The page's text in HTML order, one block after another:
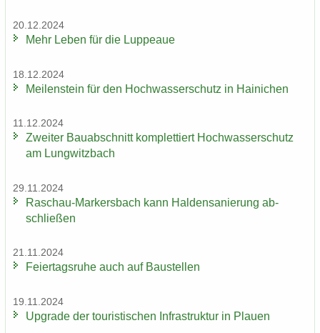
20.12.2024
Mehr Leben für die Lup­peaue
18.12.2024
Mei­len­stein für den Hoch­was­ser­schutz in Hai­ni­chen
11.12.2024
Zwei­ter Bau­ab­schnitt kom­plet­tiert Hoch­was­ser­schutz
am Lung­witz­bach
29.11.2024
Raschau-​Markersbach kann Hal­den­sa­nie­rung ab­
schlie­ßen
21.11.2024
Fei­er­tags­ru­he auch auf Bau­stel­len
19.11.2024
Up­grade der tou­ris­ti­schen In­fra­struk­tur in Plau­en